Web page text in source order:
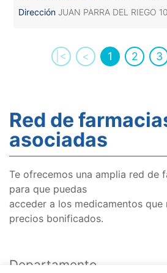
Dirección JUAN PARRA DEL RIEGO
|< < 1 2 3
Red de
asociadas
Te ofrecemos una amplia red de
para que puedas
acceder a los medicamentos que
precios bonificados.
Departamento